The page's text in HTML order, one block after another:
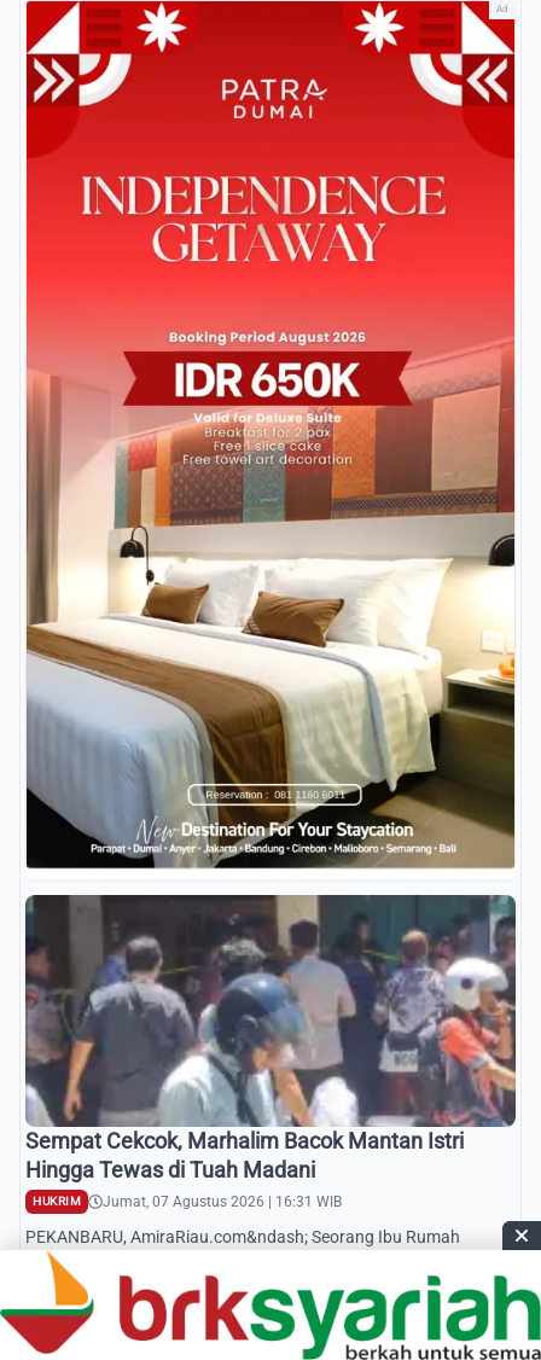
Ad
Sempat Cekcok, Marhalim Bacok Mantan Istri
Hingga Tewas di Tuah Madani
HUKRIM Jumat, 07 Agustus 2026 | 16:31 WIB
PEKANBARU, AmiraRiau.com&ndash; Seorang Ibu Rumah
Tangga (IRT) Rosdiana (55) tewas setelah menjadi korban
pembacokan yang diduga dilakukan manta...